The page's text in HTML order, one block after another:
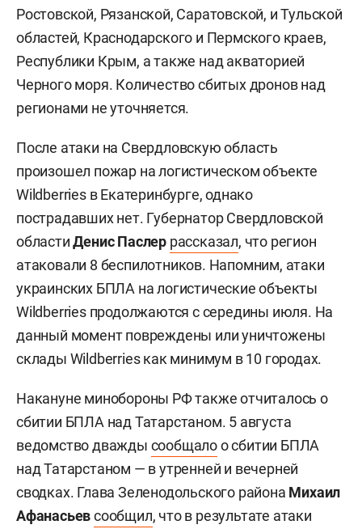
Ростовской, Рязанской, Саратовской, и Тульской
областей, Краснодарского и Пермского краев,
Республики Крым, а также над акваторией
Черного моря. Количество сбитых дронов над
регионами не уточняется.
После атаки на Свердловскую область
произошел пожар на логистическом объекте
Wildberries в Екатеринбурге, однако
пострадавших нет. Губернатор Свердловской
областиДенис Паслер рассказал, что регион
атаковали 8 беспилотников. Напомним, атаки
украинских БПЛА на логистические объекты
Wildberries продолжаются с середины июля. На
данный момент повреждены или уничтожены
склады Wildberries как минимум в 10 городах.
Накануне минобороны РФ также отчиталось о
сбитии БПЛА над Татарстаном. 5 августа
ведомство дважды сообщалоо сбитии БПЛА
над Татарстаном — в утренней и вечерней
сводках. Глава Зеленодольского района Михаил
Афанасьевсообщил, что в результате атаки